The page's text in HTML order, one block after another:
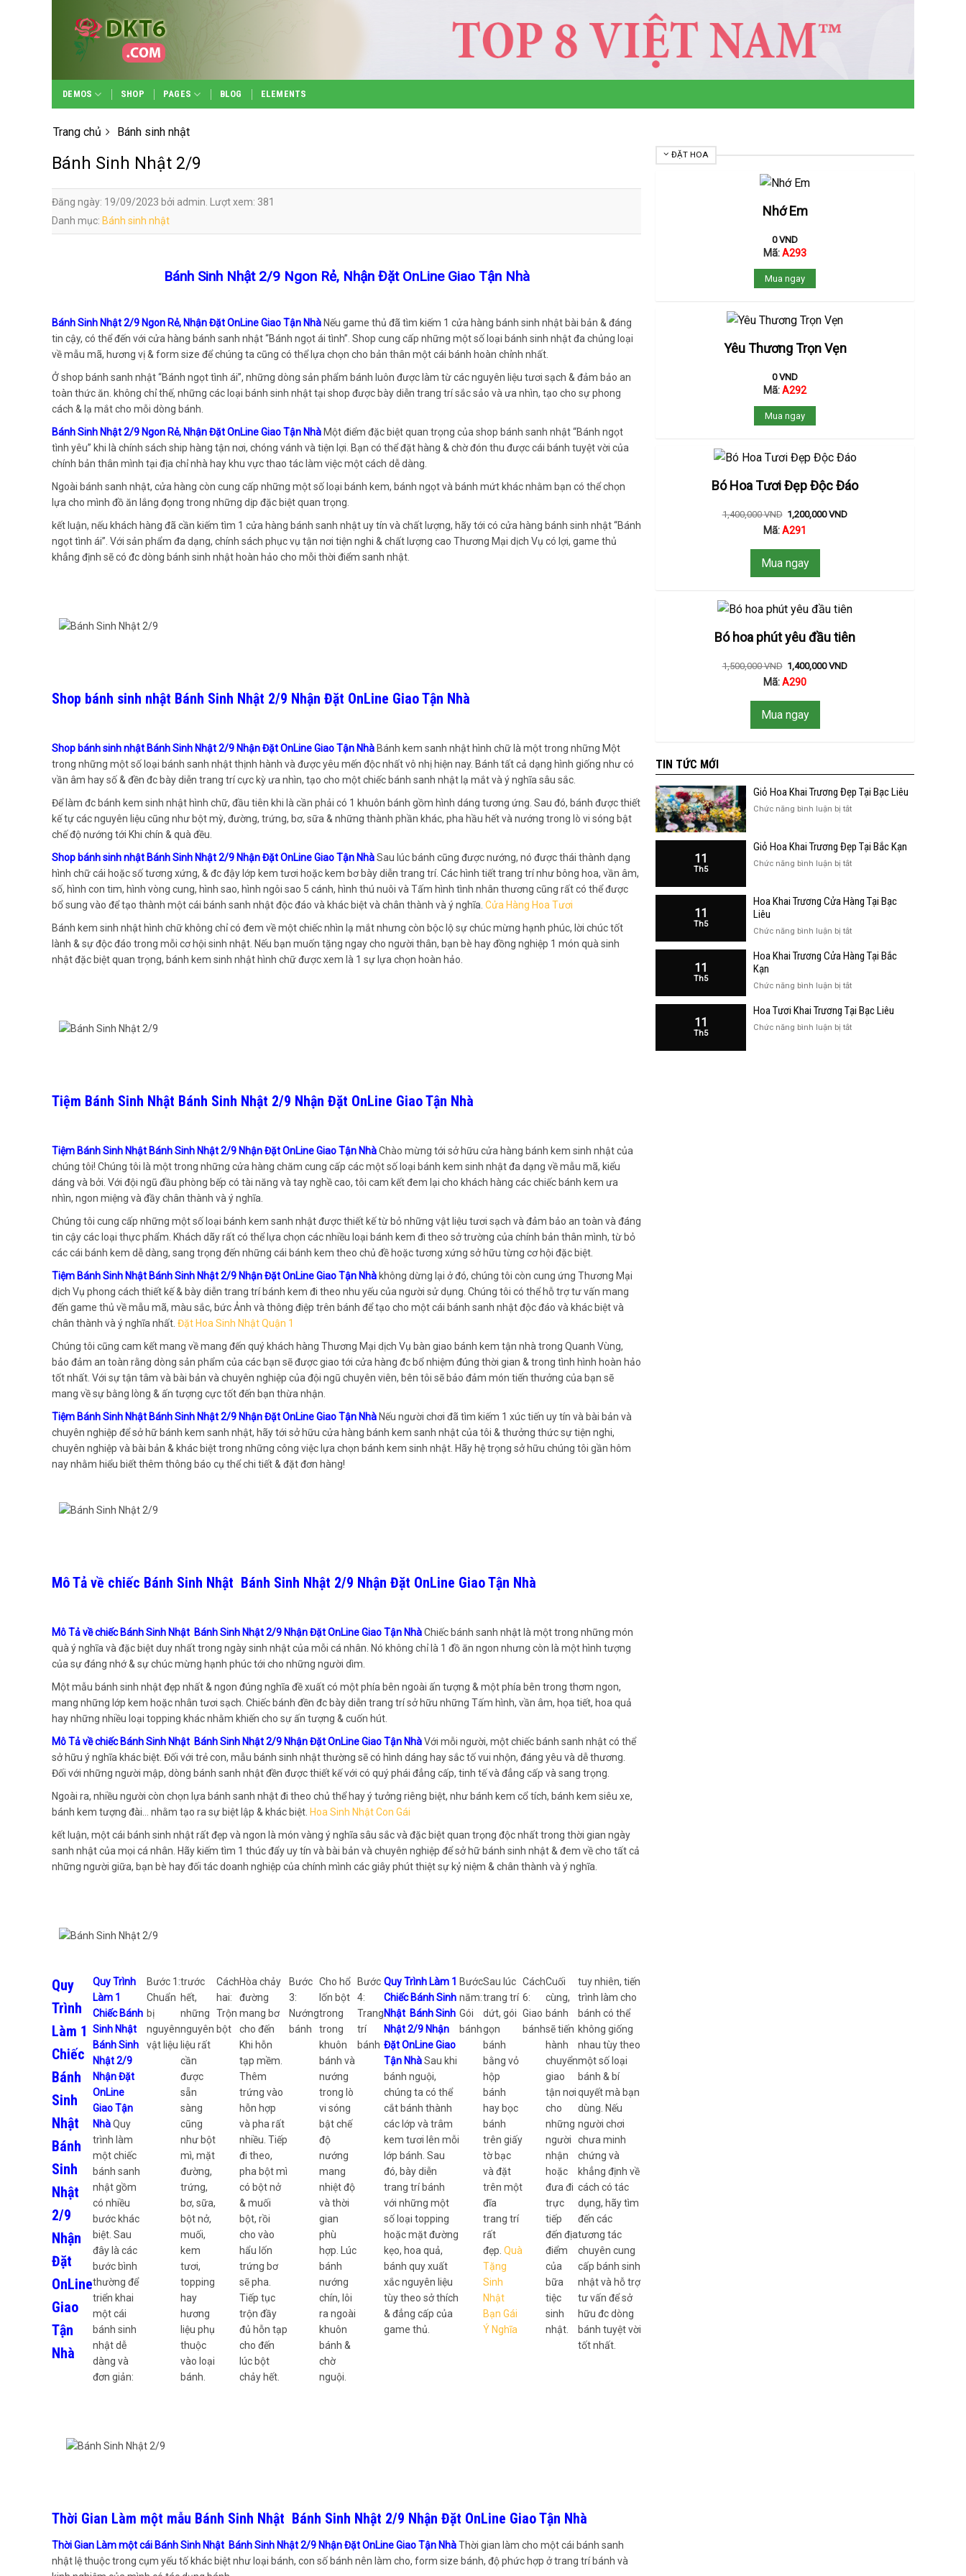
content
DEMOS SHOP PAGES BLOG ELEMENTS
Trang chủ Bánh sinh nhật
Bánh Sinh Nhật 2/9
Đăng ngày: 19/09/2023 bởi admin. Lượt xem: 381
Danh mục: Bánh sinh nhật
Bánh Sinh Nhật 2/9 Ngon Rẻ, Nhận Đặt OnLine Giao Tận Nhà
Bánh Sinh Nhật 2/9 Ngon Rẻ, Nhận Đặt OnLine Giao Tận Nhà Nếu game thủ đã tìm kiếm 1 cửa hàng bánh sinh nhật bài bản & đáng
tin cậy, có thể đến với cửa hàng bánh sanh nhật “Bánh ngọt ái tình”. Shop cung cấp những một số loại bánh sinh nhật đa chủng loại
về mẫu mã, hương vị & form size để chúng ta cũng có thể lựa chọn cho bản thân một cái bánh hoàn chỉnh nhất.
Ở shop bánh sanh nhật “Bánh ngọt tình ái”, những dòng sản phẩm bánh luôn được làm từ các nguyên liệu tươi sạch & đảm bảo an
toàn thức ăn. không chỉ thế, những các loại bánh sinh nhật tại shop được bày diễn trang trí sắc sảo và ưa nhìn, tạo cho sự phong
cách & lạ mắt cho mỗi dòng bánh.
Bánh Sinh Nhật 2/9 Ngon Rẻ, Nhận Đặt OnLine Giao Tận Nhà Một điểm đặc biệt quan trọng của shop bánh sanh nhật “Bánh ngọt
tình yêu” khi là chính sách ship hàng tận nơi, chóng vánh và tiện lợi. Bạn có thể đặt hàng & chờ đón thu được cái bánh tuyệt vời của
chính bản thân mình tại địa chỉ nhà hay khu vực thao tác làm việc một cách dễ dàng.
Ngoài bánh sanh nhật, cửa hàng còn cung cấp những một số loại bánh kem, bánh ngọt và bánh mứt khác nhằm bạn có thể chọn
lựa cho mình đồ ăn lắng đọng trong những dịp đặc biệt quan trọng.
kết luận, nếu khách hàng đã cần kiếm tìm 1 cửa hàng bánh sanh nhật uy tín và chất lượng, hãy tới có cửa hàng bánh sinh nhật “Bánh
ngọt tình ái”. Với sản phẩm đa dạng, chính sách phục vụ tận nơi tiện nghi & chất lượng cao Thương Mại dịch Vụ có lợi, game thủ
khẳng định sẽ có đc dòng bánh sinh nhật hoàn hảo cho mỗi thời điểm sanh nhật.
Shop bánh sinh nhật Bánh Sinh Nhật 2/9 Nhận Đặt OnLine Giao Tận Nhà
Shop bánh sinh nhật Bánh Sinh Nhật 2/9 Nhận Đặt OnLine Giao Tận Nhà Bánh kem sanh nhật hình chữ là một trong những Một
trong những một số loại bánh sanh nhật thịnh hành và được yêu mến độc nhất vô nhị hiện nay. Bánh tất cả dạng hình giống như có
vần âm hay số & đền đc bày diễn trang trí cực kỳ ưa nhìn, tạo cho một chiếc bánh sanh nhật lạ mắt và ý nghĩa sâu sắc.
Để làm đc bánh kem sinh nhật hình chữ, đầu tiên khi là cần phải có 1 khuôn bánh gồm hình dáng tương ứng. Sau đó, bánh được thiết
kế tự các nguyên liệu cũng như bột mỳ, đường, trứng, bơ, sữa & những thành phần khác, pha hầu hết và nướng trong lò vi sóng bật
chế độ nướng tới Khi chín & quà đều.
Shop bánh sinh nhật Bánh Sinh Nhật 2/9 Nhận Đặt OnLine Giao Tận NhàSau lúc bánh cũng được nướng, nó được thái thành dạng
hình chữ cái hoặc số tương xứng, & đc đậy lớp kem tươi hoặc kem bơ bày diễn trang trí. Các hình tiết trang trí như bông hoa, vần âm,
số, hình con tim, hình vòng cung, hình sao, hình ngôi sao 5 cánh, hình thú nuôi và Tấm hình tình nhân thương cũng rất có thể được
bổ sung vào để tạo thành một cái bánh sanh nhật độc đáo và khác biệt và chân thành và ý nghĩa. Cửa Hàng Hoa Tươi
Bánh kem sinh nhật hình chữ không chỉ có đem về một chiếc nhìn lạ mắt nhưng còn bộc lộ sự chúc mừng hạnh phúc, lời chúc tốt
lành & sự độc đáo trong mỗi cơ hội sinh nhật. Nếu bạn muốn tặng ngay cho người thân, bạn bè hay đồng nghiệp 1 món quà sinh
nhật đặc biệt quan trọng, bánh kem sinh nhật hình chữ được xem là 1 sự lựa chọn hoàn hảo.
Tiệm Bánh Sinh Nhật Bánh Sinh Nhật 2/9 Nhận Đặt OnLine Giao Tận Nhà
Tiệm Bánh Sinh Nhật Bánh Sinh Nhật 2/9 Nhận Đặt OnLine Giao Tận NhàChào mừng tới sở hữu cửa hàng bánh kem sinh nhật của
chúng tôi! Chúng tôi là một trong những cửa hàng chăm cung cấp các một số loại bánh kem sinh nhật đa dạng về mẫu mã, kiểu
dáng và bởi. Với đội ngũ đầu phòng bếp có tài năng và tay nghề cao, tôi cam kết đem lại cho khách hàng các chiếc bánh kem ưa
nhìn, ngon miệng và đầy chân thành và ý nghĩa.
Chúng tôi cung cấp những một số loại bánh kem sanh nhật được thiết kế từ bỏ những vật liệu tươi sạch và đảm bảo an toàn và đáng
tin cậy các loại thực phẩm. Khách dãy rất có thể lựa chọn các nhiều loại bánh kem đi theo sở trường của chính bản thân mình, từ bỏ
các cái bánh kem dễ dàng, sang trọng đến những cái bánh kem theo chủ đề hoặc tương xứng sở hữu từng cơ hội đặc biệt.
Tiệm Bánh Sinh Nhật Bánh Sinh Nhật 2/9 Nhận Đặt OnLine Giao Tận Nhà không dừng lại ở đó, chúng tôi còn cung ứng Thương Mại
dịch Vụ phong cách thiết kế & bày diễn trang trí bánh kem đi theo nhu yếu của người sử dụng. Chúng tôi có thể hỗ trợ tư vấn mang
đến game thủ về mẫu mã, màu sắc, bức Ảnh và thông điệp trên bánh để tạo cho một cái bánh sanh nhật độc đáo và khác biệt và
chân thành và ý nghĩa nhất. Đặt Hoa Sinh Nhật Quận 1
Chúng tôi cũng cam kết mang về mang đến quý khách hàng Thương Mại dịch Vụ bàn giao bánh kem tận nhà trong Quanh Vùng,
bảo đảm an toàn rằng dòng sản phẩm của các bạn sẽ được giao tới cửa hàng đc bổ nhiệm đúng thời gian & trong tình hình hoàn hảo
tốt nhất. Với sự tận tâm và bài bản và chuyên nghiệp của đội ngũ chuyên viên, bên tôi sẽ bảo đảm món tiến thưởng của bạn sẽ
mang về sự bằng lòng & ấn tượng cực tốt đến bạn thừa nhận.
Tiệm Bánh Sinh Nhật Bánh Sinh Nhật 2/9 Nhận Đặt OnLine Giao Tận Nhà Nếu người chơi đã tìm kiếm 1 xúc tiến uy tín và bài bản và
chuyên nghiệp để sở hữ bánh kem sanh nhật, hãy tới sở hữu cửa hàng bánh kem sanh nhật của tôi & thưởng thức sự tiện nghi,
chuyên nghiệp và bài bản & khác biệt trong những công việc lựa chọn bánh kem sinh nhật. Hãy hệ trọng sở hữu chúng tôi gần hôm
nay nhằm hiểu biết thêm thông báo cụ thể chi tiết & đặt đơn hàng!
Mô Tả về chiếc Bánh Sinh Nhật Bánh Sinh Nhật 2/9 Nhận Đặt OnLine Giao Tận Nhà
Mô Tả về chiếc Bánh Sinh Nhật Bánh Sinh Nhật 2/9 Nhận Đặt OnLine Giao Tận NhàChiếc bánh sanh nhật là một trong những món
quà ý nghĩa và đặc biệt duy nhất trong ngày sinh nhật của mỗi cá nhân. Nó không chỉ là 1 đồ ăn ngon nhưng còn là một hình tượng
của sự đáng nhớ & sự chúc mừng hạnh phúc tới cho những người dìm.
Một mẫu bánh sinh nhật đẹp nhất & ngon đúng nghĩa đề xuất có một phía bên ngoài ấn tượng & một phía bên trong thơm ngon,
mang những lớp kem hoặc nhân tươi sạch. Chiếc bánh đền đc bày diễn trang trí sở hữu những Tấm hình, vần âm, họa tiết, hoa quả
hay những nhiều loại topping khác nhằm khiến cho sự ấn tượng & cuốn hút.
Mô Tả về chiếc Bánh Sinh Nhật Bánh Sinh Nhật 2/9 Nhận Đặt OnLine Giao Tận NhàVới mỗi người, một chiếc bánh sanh nhật có thể
sở hữu ý nghĩa khác biệt. Đối với trẻ con, mẫu bánh sinh nhật thường sẽ có hình dáng hay sắc tố vui nhộn, đáng yêu và dễ thương.
Đối với những người mập, dòng bánh sanh nhật đền được thiết kế với có quý phái đẳng cấp, tinh tế và đẳng cấp và sang trọng.
Ngoài ra, nhiều người còn chọn lựa bánh sanh nhật đi theo chủ thể hay ý tưởng riêng biệt, như bánh kem cổ tích, bánh kem siêu xe,
bánh kem tượng đài… nhằm tạo ra sự biệt lập & khác biệt. Hoa Sinh Nhật Con Gái
kết luận, một cái bánh sinh nhật rất đẹp và ngon là món vàng ý nghĩa sâu sắc và đặc biệt quan trọng độc nhất trong thời gian ngày
sanh nhật của mọi cá nhân. Hãy kiếm tìm 1 thúc đẩy uy tín và bài bản và chuyên nghiệp để sở hữ bánh sinh nhật & đem về cho tất cả
những người giữa, bạn bè hay đối tác doanh nghiệp của chính mình các giây phút thiệt sự kỷ niệm & chân thành và ý nghĩa.
Quy
Trình
Làm 1
Chiếc
Bánh
Sinh
Nhật
Bánh
Sinh
Nhật
2/9
Nhận
Đặt
OnLine
Giao
Tận
Nhà
Quy Trình
Làm 1
Chiếc Bánh
Sinh Nhật
Bánh Sinh
Nhật 2/9
Nhận Đặt
OnLine
Giao Tận
NhàQuy
trình làm
một chiếc
bánh sanh
nhật gồm
có nhiều
bước khác
biệt. Sau
đây là các
bước bình
thường để
triển khai
một cái
bánh sinh
nhật dễ
dàng và
đơn giản:
Bước 1:
Chuẩn
bị
nguyên
vật liệu
trước
hết,
những
nguyên
liệu rất
cần
được
sẵn
sàng
cũng
như bột
mì, mặt
đường,
trứng,
bơ, sữa,
bột nở,
muối,
kem
tươi,
topping
hay
hương
liệu phụ
thuộc
vào loại
bánh.
Cách
hai:
Trộn
bột
Hòa chảy
đường
mang bơ
cho đến
Khi hỗn
tạp mềm.
Thêm
trứng vào
hỗn hợp
và pha rất
nhiều. Tiếp
đi theo,
pha bột mì
có bột nở
& muối
bột, rồi
cho vào
hẩu lốn
trứng bơ
sẽ pha.
Tiếp tục
trộn đầy
đủ hỗn tạp
cho đến
lúc bột
chảy hết.
Bước
3:
Nướng
bánh
Cho hổ
lốn bột
trong
trong
khuôn
bánh và
nướng
trong lò
vi sóng
bật chế
độ
nướng
mang
nhiệt độ
và thời
gian
phù
hợp. Lúc
bánh
nướng
chín, lôi
ra ngoài
khuôn
bánh &
chờ
nguội.
Bước
4:
Trang
trí
bánh
Quy Trình Làm 1
Chiếc Bánh Sinh
Nhật Bánh Sinh
Nhật 2/9 Nhận
Đặt OnLine Giao
Tận NhàSau khi
bánh nguội,
chúng ta có thể
cắt bánh thành
các lớp và trâm
kem tươi lên mỗi
lớp bánh. Sau
đó, bày diễn
trang trí bánh
với những một
số loại topping
hoặc mặt đường
kẹo, hoa quả,
bánh quy xuất
xắc nguyên liệu
tùy theo sở thích
& đẳng cấp của
game thủ.
Bước
năm:
Gói
bánh
Sau lúc
trang trí
dứt, gói
gọn
bánh
bằng vỏ
hộp
bánh
hay bọc
bánh
trên giấy
tờ bạc
và đặt
trên một
đĩa
trang trí
rất
đẹp. Quà
Tặng
Sinh
Nhật
Bạn Gái
Ý Nghĩa
Cách
6:
Giao
bánh
Cuối
cùng,
bánh
sẽ tiến
hành
chuyển
giao
tận nơi
cho
những
người
nhận
hoặc
đưa đi
trực
tiếp
đến địa
điểm
của
bữa
tiệc
sinh
nhật.
tuy nhiên, tiến
trình làm cho
bánh có thể
không giống
nhau tùy theo
một số loại
bánh & bí
quyết mà bạn
dùng. Nếu
người chơi
chưa minh
chứng và
khẳng định về
cách có tác
dụng, hãy tìm
đến các
tương tác
chuyên cung
cấp bánh sinh
nhật và hỗ trợ
tư vấn để sở
hữu đc dòng
bánh tuyệt vời
tốt nhất.
Thời Gian Làm một mẫu Bánh Sinh Nhật Bánh Sinh Nhật 2/9 Nhận Đặt OnLine Giao Tận Nhà
Thời Gian Làm một cái Bánh Sinh Nhật Bánh Sinh Nhật 2/9 Nhận Đặt OnLine Giao Tận NhàThời gian làm cho một cái bánh sanh
nhật lệ thuộc trong cụm yếu tố khác biệt như loại bánh, con số bánh nên làm cho, form size bánh, độ phức hợp ở trang trí bánh và
ĐẶT HOA
Nhớ Em
0VND
Mã:A293
Mua ngay
Yêu Thương Trọn Vẹn
0VND
Mã:A292
Mua ngay
Bó Hoa Tươi Đẹp Độc Đáo
1,400,000VND 1,200,000VND
Mã:A291
Mua ngay
Bó hoa phút yêu đầu tiên
1,500,000VND 1,400,000VND
Mã:A290
Mua ngay
TIN TỨC MỚI
Giỏ Hoa Khai Trương Đẹp Tại Bạc Liêu
Chức năng bình luận bị tắtở
Khai
Đẹp
Liêu
11
Th5
Giỏ Hoa Khai Trương Đẹp Tại Bắc Kạn
Chức năng bình luận bị tắtở
Khai
Tại
Kạn
11
Th5
Hoa Khai Trương Cửa Hàng Tại Bạc
Liêu
Chức năng bình luận bị tắtở
Khai
Hàng
Bạc
Liêu
11
Th5
Hoa Khai Trương Cửa Hàng Tại Bắc
Kạn
Chức năng bình luận bị tắtở
Khai
11
Th5
Hoa Tươi Khai Trương Tại Bạc Liêu
Chức năng bình luận bị tắtở